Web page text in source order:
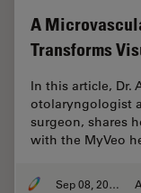
A
Transforms
In this article, Dr.
otolaryngologist
surgeon, shares
with the MyVeo
Sep 08, 2025